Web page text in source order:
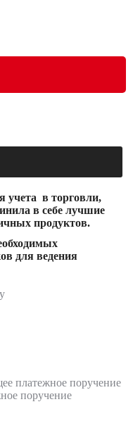
учета в торговли,
в себе лучшие
продуктов.
для ведения
платежное поручение
поручение